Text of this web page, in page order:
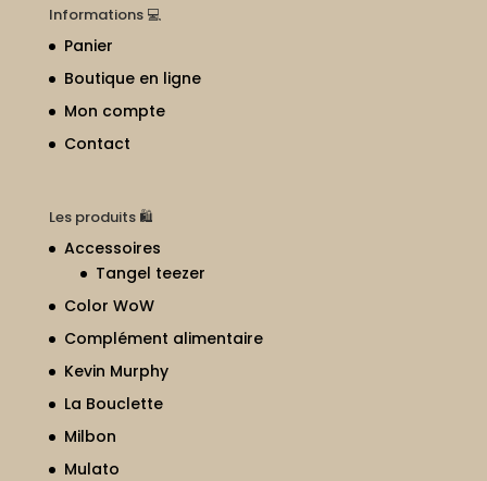
Informations 💻
Panier
Boutique en ligne
Mon compte
Contact
Les produits 🛍
Accessoires
Tangel teezer
Color WoW
Complément alimentaire
Kevin Murphy
La Bouclette
Milbon
Mulato